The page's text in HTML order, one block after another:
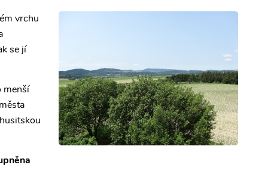
vrchu
se jí
menší